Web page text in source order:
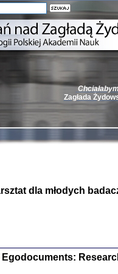
Zagłada
Natalia Aleksiun,
Deborah Dash
Turski, Laurence
dla młodych